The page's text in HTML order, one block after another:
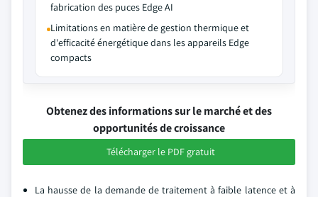
fabrication des puces Edge AI
Limitations en matière de gestion thermique et
d'efficacité énergétique dans les appareils Edge
compacts
Obtenez des informations sur le marché et des
opportunités de croissance
Télécharger le PDF gratuit
La hausse de la demande de traitement à faible latence et à